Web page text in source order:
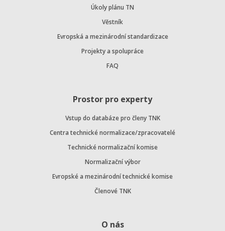
Úkoly plánu TN
Věstník
Evropská a mezinárodní standardizace
Projekty a spolupráce
FAQ
Prostor pro experty
Vstup do databáze pro členy TNK
Centra technické normalizace/zpracovatelé
Technické normalizační komise
Normalizační výbor
Evropské a mezinárodní technické komise
Členové TNK
O nás